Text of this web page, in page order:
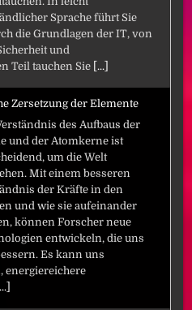
Sprache führt Sie
die Grundlagen der IT, von
und
Teil tauchen Sie [...]
Zersetzung der Elemente
des Aufbaus der
und der Atomkerne ist
um die Welt
Mit einem besseren
der Kräfte in den
und wie sie aufeinander
können Forscher neue
entwickeln, die uns
Es kann uns
energiereichere